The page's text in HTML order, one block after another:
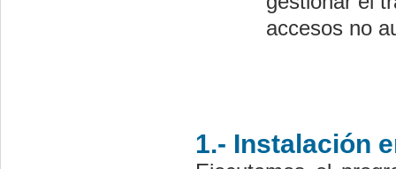
accesos no
1.- Instalación